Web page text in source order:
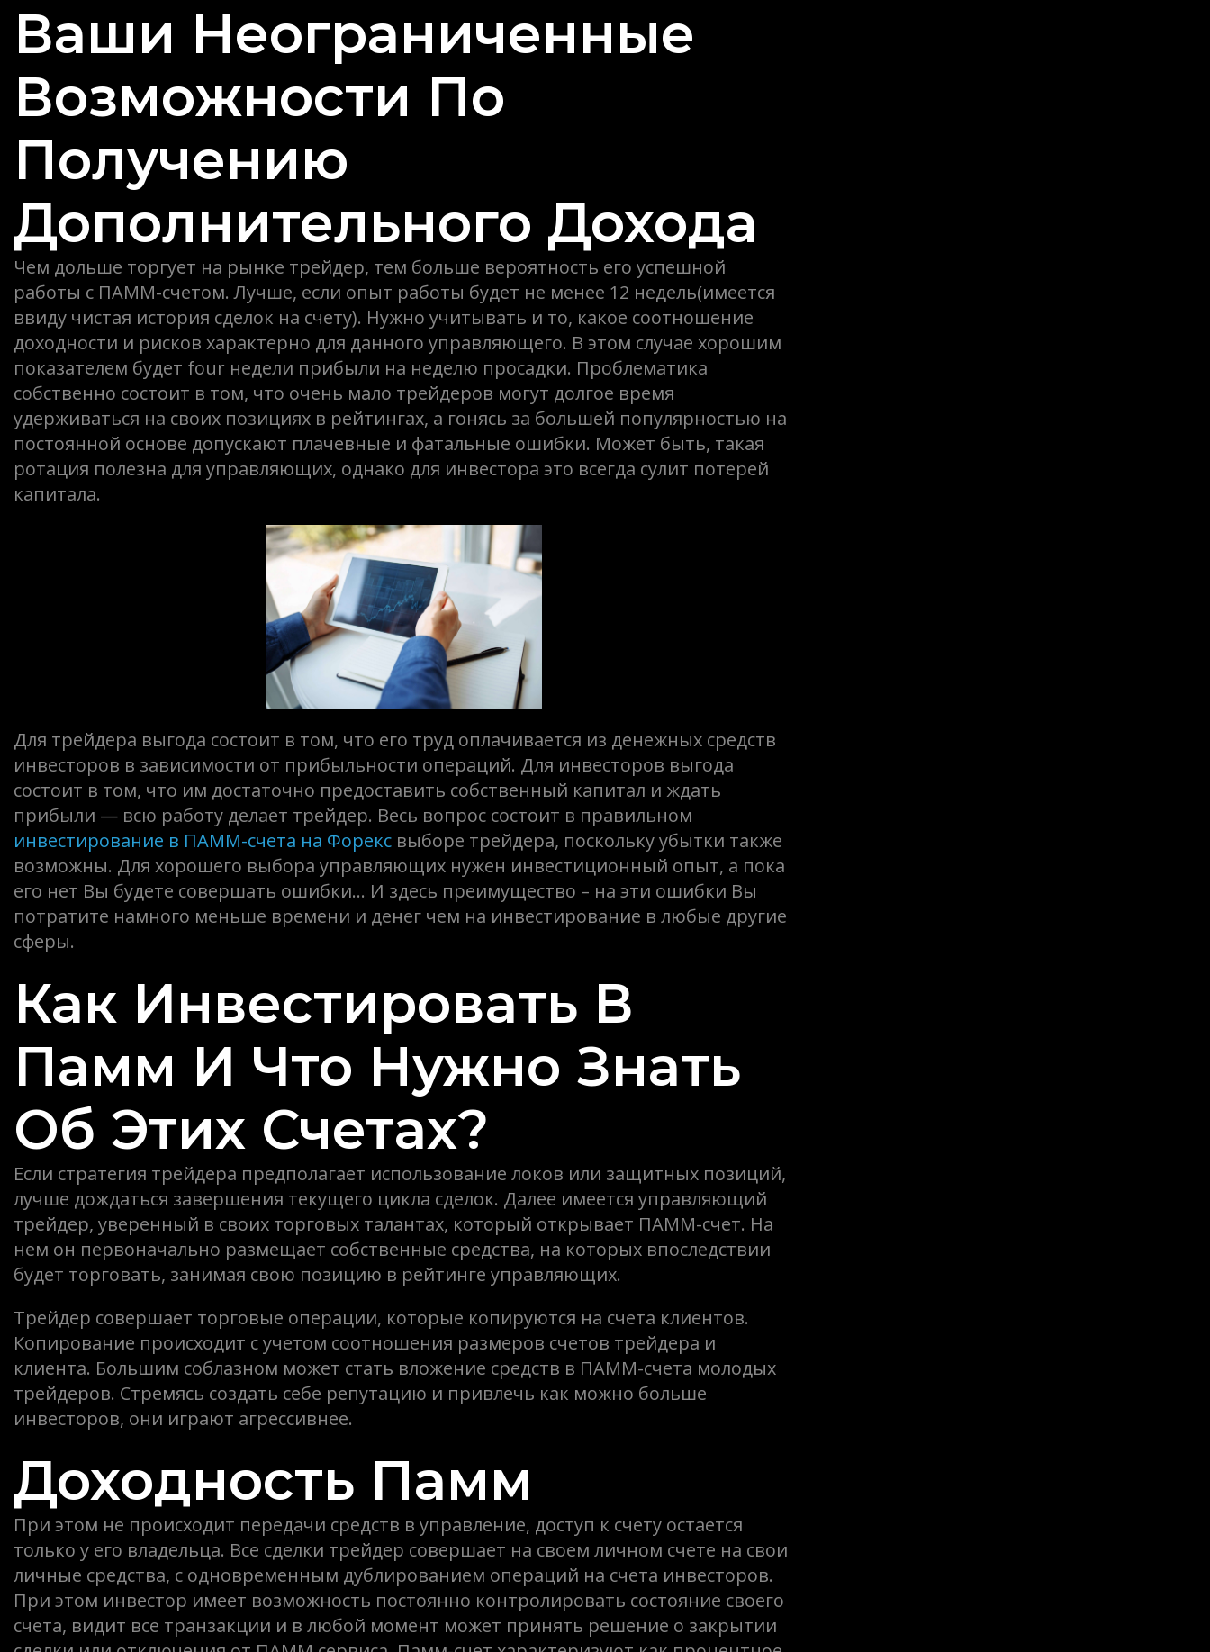
Ваши Неограниченные
Возможности По
Получению
Дополнительного Дохода
Чем дольше торгует на рынке трейдер, тем больше вероятность его успешной
работы с ПАММ-счетом. Лучше, если опыт работы будет не менее 12 недель(имеется
ввиду чистая история сделок на счету). Нужно учитывать и то, какое соотношение
доходности и рисков характерно для данного управляющего. В этом случае хорошим
показателем будет four недели прибыли на неделю просадки. Проблематика
собственно состоит в том, что очень мало трейдеров могут долгое время
удерживаться на своих позициях в рейтингах, а гонясь за большей популярностью на
постоянной основе допускают плачевные и фатальные ошибки. Может быть, такая
ротация полезна для управляющих, однако для инвестора это всегда сулит потерей
капитала.
Для трейдера выгода состоит в том, что его труд оплачивается из денежных средств
инвесторов в зависимости от прибыльности операций. Для инвесторов выгода
состоит в том, что им достаточно предоставить собственный капитал и ждать
прибыли — всю работу делает трейдер. Весь вопрос состоит в правильном
инвестирование в ПАММ-счета на Форекс выборе трейдера, поскольку убытки также
возможны. Для хорошего выбора управляющих нужен инвестиционный опыт, а пока
его нет Вы будете совершать ошибки… И здесь преимущество – на эти ошибки Вы
потратите намного меньше времени и денег чем на инвестирование в любые другие
сферы.
Как Инвестировать В
Памм И Что Нужно Знать
Об Этих Счетах?
Если стратегия трейдера предполагает использование локов или защитных позиций,
лучше дождаться завершения текущего цикла сделок. Далее имеется управляющий
трейдер, уверенный в своих торговых талантах, который открывает ПАММ-счет. На
нем он первоначально размещает собственные средства, на которых впоследствии
будет торговать, занимая свою позицию в рейтинге управляющих.
Трейдер совершает торговые операции, которые копируются на счета клиентов.
Копирование происходит с учетом соотношения размеров счетов трейдера и
клиента. Большим соблазном может стать вложение средств в ПАММ-счета молодых
трейдеров. Стремясь создать себе репутацию и привлечь как можно больше
инвесторов, они играют агрессивнее.
Доходность Памм
При этом не происходит передачи средств в управление, доступ к счету остается
только у его владельца. Все сделки трейдер совершает на своем личном счете на свои
личные средства, с одновременным дублированием операций на счета инвесторов.
При этом инвестор имеет возможность постоянно контролировать состояние своего
счета, видит все транзакции и в любой момент может принять решение о закрытии